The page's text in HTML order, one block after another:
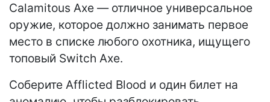
Calamitous Axe — отличное универсальное
оружие, которое должно занимать первое
место в списке любого охотника, ищущего
топовый Switch Axe.
Соберите Afflicted Blood и один билет на